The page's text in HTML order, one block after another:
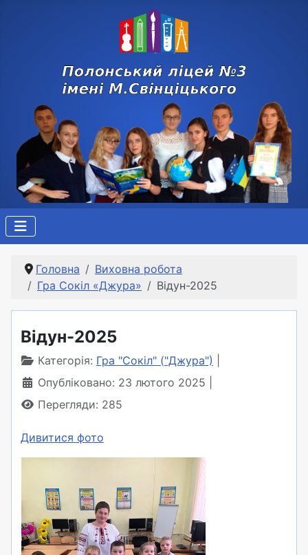
Головна
Виховна робота
Гра Сокіл «Джура»
Відун-2025
Відун-2025
Категорія: Гра "Сокіл" ("Джура")
Опубліковано: 23 лютого 2025
Перегляди: 285
Дивитися фото